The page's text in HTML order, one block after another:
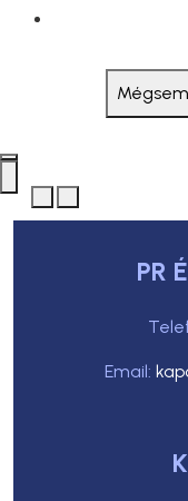
Mégsem
PR
Email: